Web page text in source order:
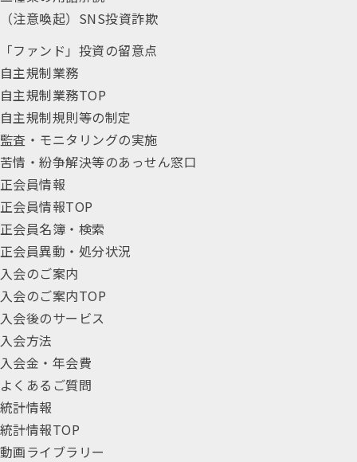
（注意喚起）SNS投資詐欺
「ファンド」投資の留意点
自主規制業務
自主規制業務TOP
自主規制規則等の制定
監査・モニタリングの実施
苦情・紛争解決等のあっせん窓口
正会員情報
正会員情報TOP
正会員名簿・検索
正会員異動・処分状況
入会のご案内
入会のご案内TOP
入会後のサービス
入会方法
入会金・年会費
よくあるご質問
統計情報
統計情報TOP
動画ライブラリー